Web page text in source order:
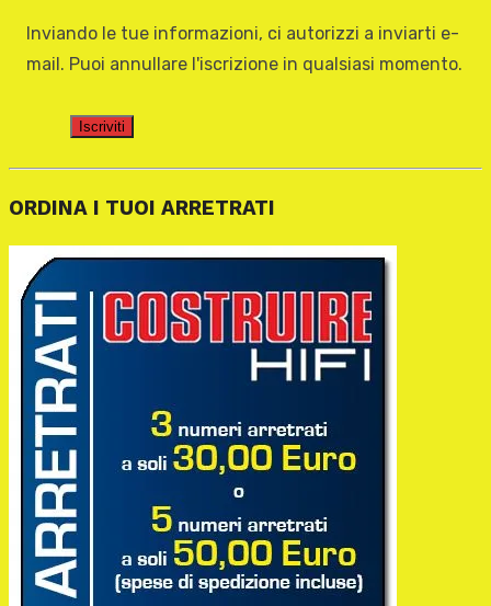
Inviando le tue informazioni, ci autorizzi a inviarti e-
mail. Puoi annullare l'iscrizione in qualsiasi momento.
Iscriviti
ORDINA I TUOI ARRETRATI